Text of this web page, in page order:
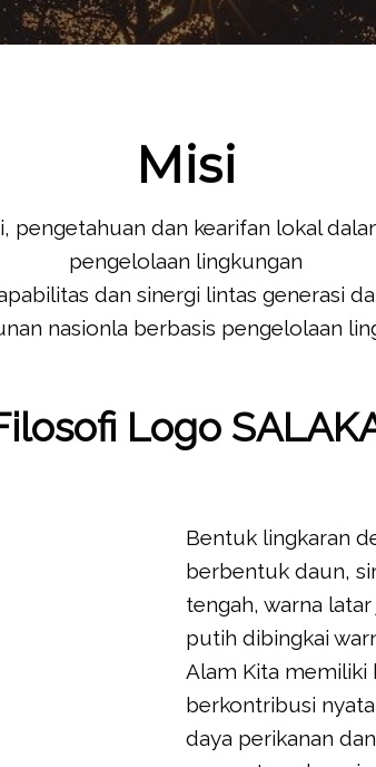
Misi
pengetahuan dan kearifan lokal
pengelolaan lingkungan
dan sinergi lintas generasi
nasionla berbasis pengelolaan
Logo
Bentuk lingkaran
berbentuk daun,
tengah, warna
putih dibingkai
Alam Kita
berkontribusi
daya perikanan